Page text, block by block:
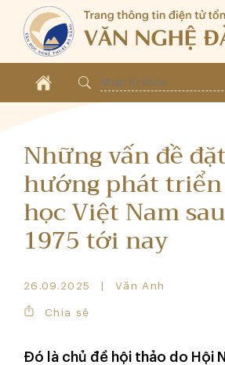
Những vấn đề
hướng phát
học Việt Nam
1975 tới nay
26.09.2025 Văn Anh
Chia sẻ
Đó là chủ đề hội thảo do Hội